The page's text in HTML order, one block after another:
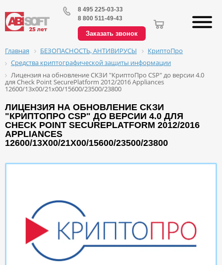
8 495 225-03-33
8 800 511-49-43
Заказать звонок
Главная БЕЗОПАСНОСТЬ, АНТИВИРУСЫ
КриптоПро
Средства криптографической защиты информации
Лицензия на обновление СКЗИ "КриптоПро CSP" до версии 4.0
для Check Point SecurePlatform 2012/2016 Appliances
12600/13х00/21x00/15600/23500/23800
ЛИЦЕНЗИЯ НА ОБНОВЛЕНИЕ СКЗИ
"КРИПТОПРО CSP" ДО ВЕРСИИ 4.0 ДЛЯ
CHECK POINT SECUREPLATFORM 2012/2016
APPLIANCES
12600/13Х00/21X00/15600/23500/23800